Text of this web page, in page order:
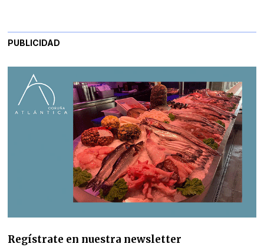
PUBLICIDAD
Regístrate en nuestra newsletter